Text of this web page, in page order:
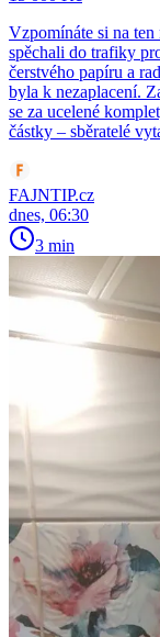
Vzpomínáte si na
spěchali do trafiky
čerstvého papíru a
byla k nezaplacení.
se za ucelené
částky – sběratelé
FAJNTIP.cz
dnes, 06:30
3 min